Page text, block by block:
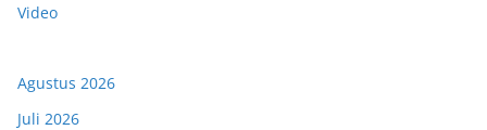
Video
Agustus 2026
Juli 2026